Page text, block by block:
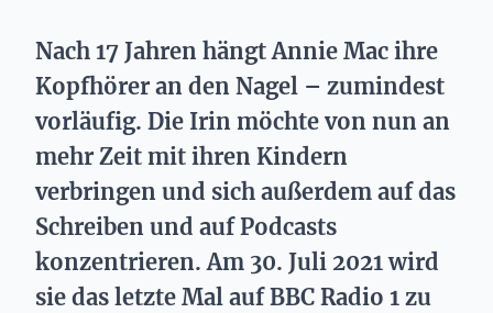
Nach 17 Jahren hängt Annie Mac ihre
Kopfhörer an den Nagel – zumindest
vorläufig. Die Irin möchte von nun an
mehr Zeit mit ihren Kindern
verbringen und sich außerdem auf das
Schreiben und auf Podcasts
konzentrieren. Am 30. Juli 2021 wird
sie das letzte Mal auf BBC Radio 1 zu